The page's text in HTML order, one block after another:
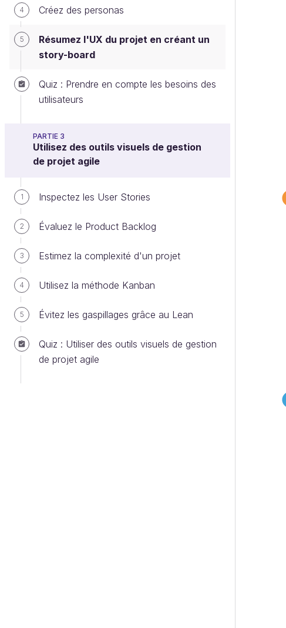
4 Créez des personas
5
Résumez l'UX du projet en créant un
story-board
Quiz : Prendre en compte les besoins des
utilisateurs
PARTIE 3
Utilisez des outils visuels de gestion
de projet agile
1 Inspectez les User Stories
2 Évaluez le Product Backlog
3 Estimez la complexité d'un projet
4 Utilisez la méthode Kanban
5 Évitez les gaspillages grâce au Lean
Quiz : Utiliser des outils visuels de gestion
de projet agile